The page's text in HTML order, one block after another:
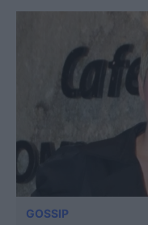
GOSSIP